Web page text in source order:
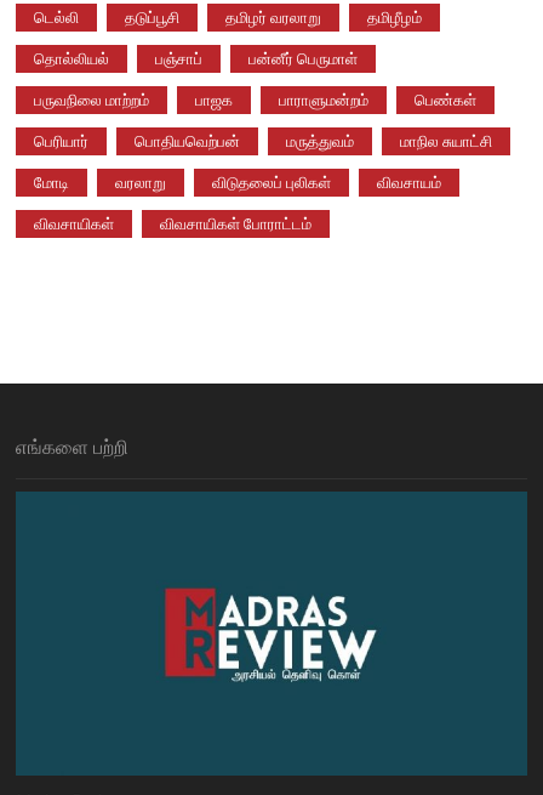
டெல்லி தடுப்பூசி தமிழர் வரலாறு தமிழீழம்
தொல்லியல் பஞ்சாப் பன்னீர் பெருமாள்
பருவநிலை மாற்றம் பாஜக பாராளுமன்றம் பெண்கள்
பெரியார் பொதியவெற்பன் மருத்துவம் மாநில சுயாட்சி
மோடி வரலாறு விடுதலைப் புலிகள் விவசாயம்
விவசாயிகள் விவசாயிகள் போராட்டம்
எங்களை பற்றி